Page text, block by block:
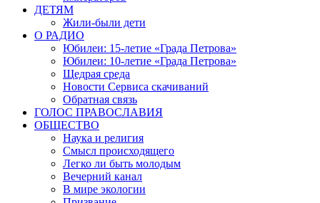
ДЕТЯМ
Жили-были дети
О РАДИО
Юбилеи: 15-летие «Града Петрова»
Юбилеи: 10-летие «Града Петрова»
Щедрая среда
Новости Сервиса скачиваний
Обратная связь
ГОЛОС ПРАВОСЛАВИЯ
ОБЩЕСТВО
Наука и религия
Смысл происходящего
Легко ли быть молодым
Вечерний канал
В мире экологии